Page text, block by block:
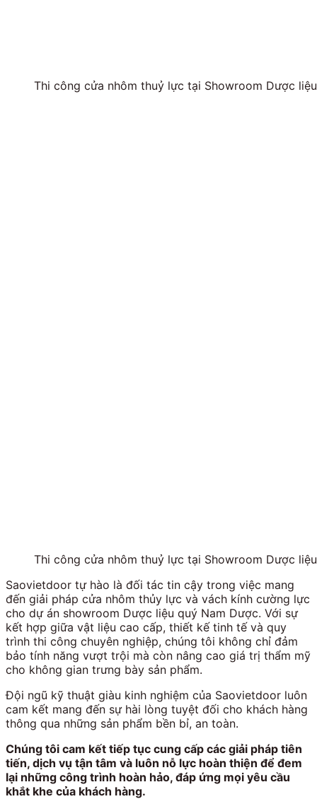
Thi công cửa nhôm thuỷ lực tại Showroom Dược
Thi công cửa nhôm thuỷ lực tại Showroom Dược
Saovietdoor tự hào là đối tác tin cậy trong việc mang
đến giải pháp cửa nhôm thủy lực và vách kính cường lực
cho dự án showroom Dược liệu quý Nam Dược. Với sự
kết hợp giữa vật liệu cao cấp, thiết kế tinh tế và quy
trình thi công chuyên nghiệp, chúng tôi không chỉ đảm
bảo tính năng vượt trội mà còn nâng cao giá trị thẩm mỹ
cho không gian trưng bày sản phẩm.
Đội ngũ kỹ thuật giàu kinh nghiệm của Saovietdoor luôn
cam kết mang đến sự hài lòng tuyệt đối cho khách hàng
thông qua những sản phẩm bền bỉ, an toàn.
Chúng tôi cam kết tiếp tục cung cấp các giải pháp tiên
tiến, dịch vụ tận tâm và luôn nỗ lực hoàn thiện để đem
lại những công trình hoàn hảo, đáp ứng mọi yêu cầu
khắt khe của khách hàng.